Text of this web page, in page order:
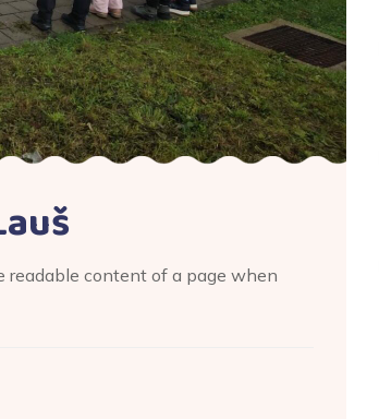
readable content of a page when